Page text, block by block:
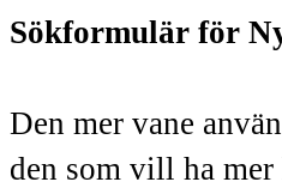
Sökformulär för
Den mer vane
den som vill ha